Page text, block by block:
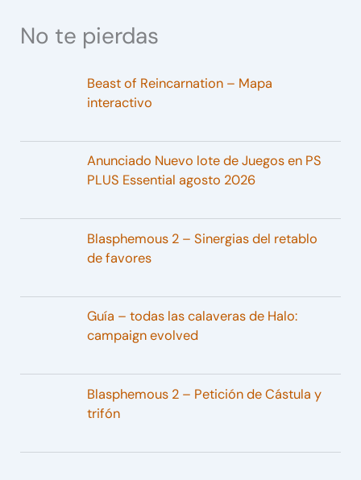
No te pierdas
Beast of Reincarnation – Mapa
interactivo
Anunciado Nuevo lote de Juegos en PS
PLUS Essential agosto 2026
Blasphemous 2 – Sinergias del retablo
de favores
Guía – todas las calaveras de Halo:
campaign evolved
Blasphemous 2 – Petición de Cástula y
trifón